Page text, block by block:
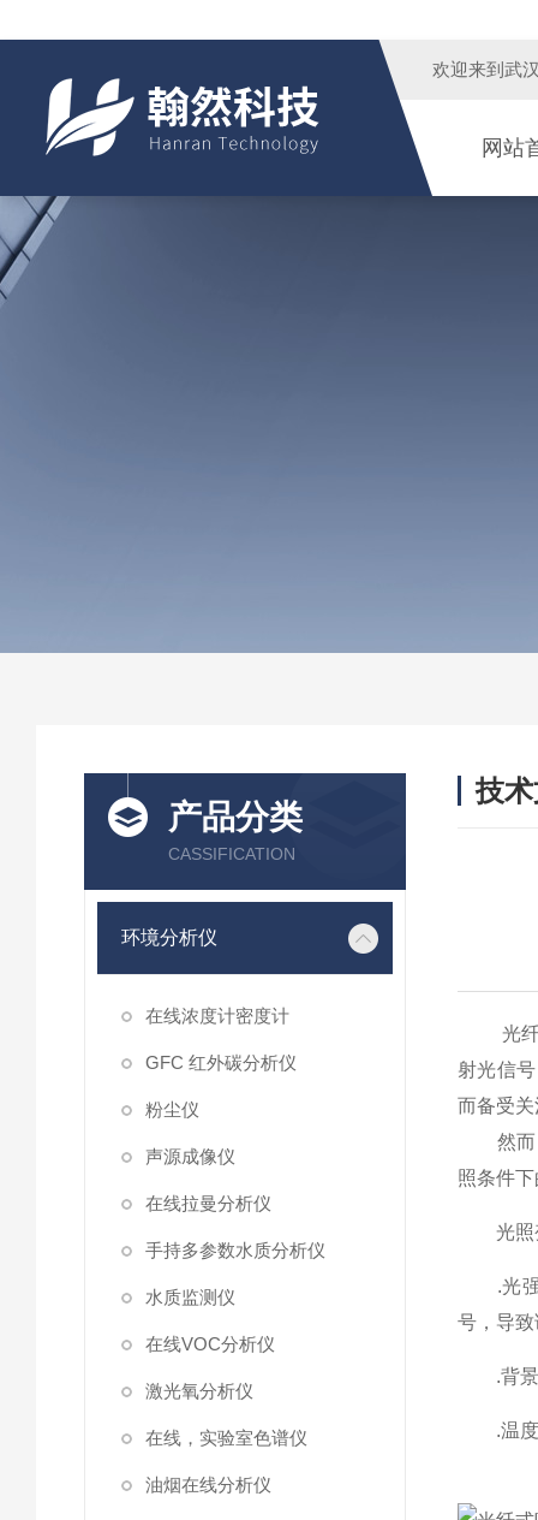
欢迎来到 武
网站
产品分类
CASSIFICATION
环境分析仪
在线浓度计密度计
GFC 红外碳分析仪
粉尘仪
声源成像仪
在线拉曼分析仪
手持多参数水质分析仪
水质监测仪
在线VOC分析仪
激光氧分析仪
在线，实验室色谱仪
油烟在线分析仪
技
光纤式
射光信
而备受
然而，
照条件
光照变
.光强
号，导
.背景噪
.温度变